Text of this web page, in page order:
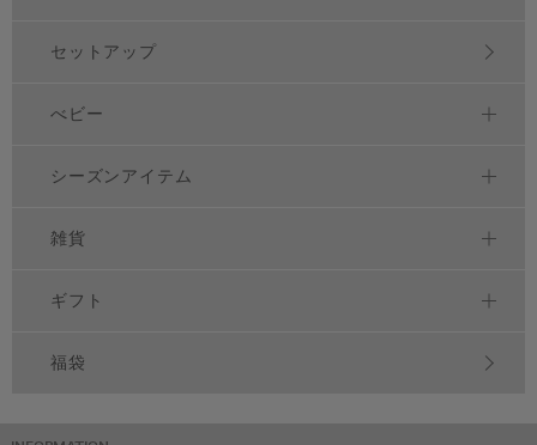
セットアップ
べビー
シーズンアイテム
雑貨
ギフト
福袋